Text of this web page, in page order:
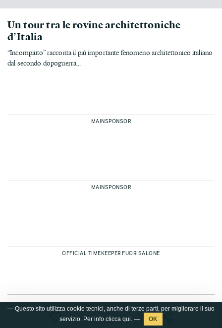
— Questo sito utilizza cookie tecnici, anche di terze parti, per migliorare il suo
servizio. Per info clicca qui. —
Un tour tra le rovine architettoniche
d’Italia
“Incompiuto” racconta il più importante fenomeno architettonico italiano
dal secondo dopoguerra...
MAINSPONSOR
MAINSPONSOR
OFFICIAL TIMEKEEPER FUORISALONE
SPONSORS